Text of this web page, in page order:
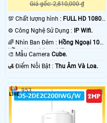
Giá gốc: 2,810,000 ₫
💯 Chất lượng hình : FULL HD 1080P
.
⚙ Công Nghệ Sử Dụng :
IP Wifi.
🌈 Nhìn Ban Đêm : Hồng Ngoại 10m
Hồng Ngoại Smart IR.
🎨 Mẫu Camera Cube.
️🛃 Điểm Nỗi Bật : Thu Âm Và Loa.
953